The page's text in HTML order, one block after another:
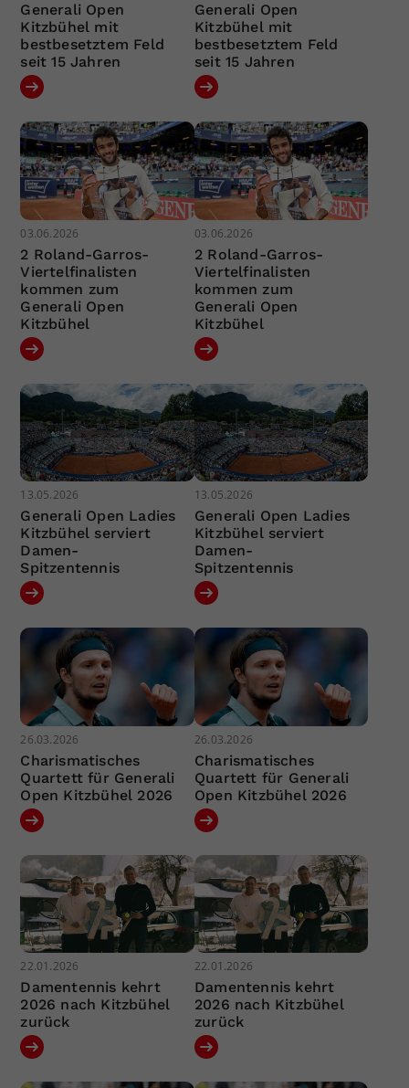
Generali Open
Kitzbühel mit
bestbesetztem Feld
seit 15 Jahren
Generali Open
Kitzbühel mit
bestbesetztem Feld
seit 15 Jahren
03.06.2026
2 Roland-Garros-
Viertelfinalisten
kommen zum
Generali Open
Kitzbühel
03.06.2026
2 Roland-Garros-
Viertelfinalisten
kommen zum
Generali Open
Kitzbühel
13.05.2026
Generali Open Ladies
Kitzbühel serviert
Damen-
Spitzentennis
13.05.2026
Generali Open Ladies
Kitzbühel serviert
Damen-
Spitzentennis
26.03.2026
Charismatisches
Quartett für Generali
Open Kitzbühel 2026
26.03.2026
Charismatisches
Quartett für Generali
Open Kitzbühel 2026
22.01.2026
Damentennis kehrt
2026 nach Kitzbühel
zurück
22.01.2026
Damentennis kehrt
2026 nach Kitzbühel
zurück